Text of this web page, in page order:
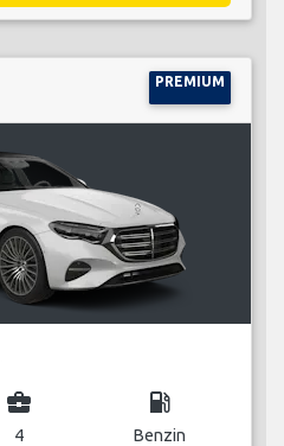
PREMIUM
business_center
4
local_gas_station
Benzin